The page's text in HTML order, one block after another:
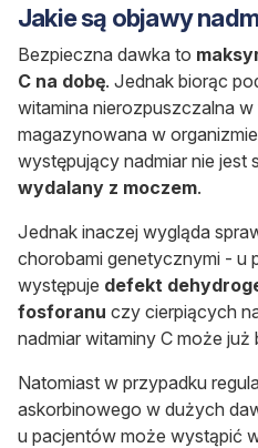
Jakie są objawy
Bezpieczna dawka to
C na dobę. Jednak biorąc
witamina nierozpuszczalna
magazynowana w
występujący nadmiar nie jest
wydalany z moczem.
Jednak inaczej wygląda
chorobami genetycznymi - u
występuje defekt
fosforanu czy cierpiących
nadmiar witaminy C może już
Natomiast w przypadku
askorbinowego w dużych
u pacjentów może wystąpić